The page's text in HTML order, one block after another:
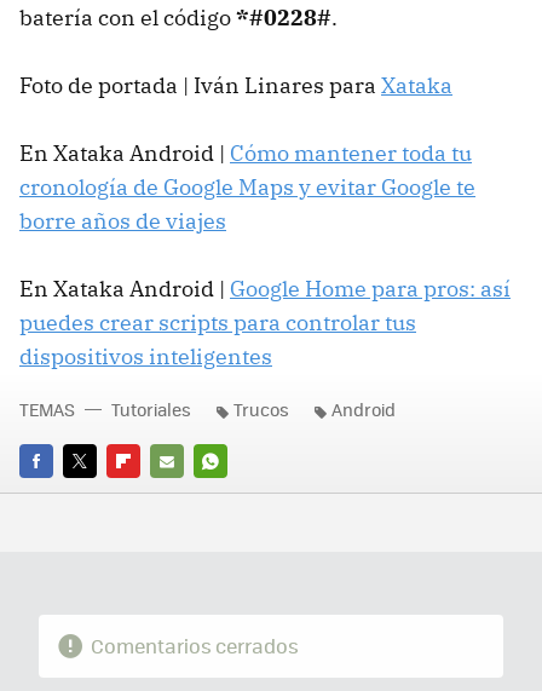
batería con el código*#0228#.
Foto de portada | Iván Linares para Xataka
En Xataka Android | Cómo mantener toda tu
cronología de Google Maps y evitar Google te
borre años de viajes
En Xataka Android | Google Home para pros: así
puedes crear scripts para controlar tus
dispositivos inteligentes
FACEBOOK
TWITTERFLIPBOARD
E-
WHATSAPP
TEMAS Tutoriales Trucos Android
Comentarios cerrados